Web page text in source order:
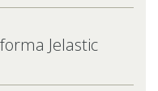
Jelastic